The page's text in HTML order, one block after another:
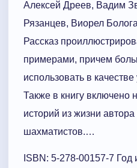
Алексей Дреев, Вадим
Рязанцев, Виорел
Рассказ
примерами, причем
использовать в
Также в книгу включено
историй из жизни
шахматистов.…
ISBN: 5-278-00157-7 Год